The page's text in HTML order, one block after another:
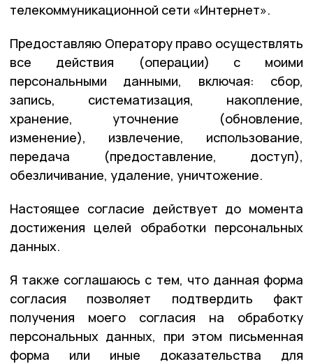
телекоммуникационной сети «Интернет».
Предоставляю Оператору право осуществлять
все действия (операции) с моими
персональными данными, включая: сбор,
запись, систематизация, накопление,
хранение, уточнение (обновление,
изменение), извлечение, использование,
передача (предоставление, доступ),
обезличивание, удаление, уничтожение.
Настоящее согласие действует до момента
достижения целей обработки персональных
данных.
Я также соглашаюсь с тем, что данная форма
согласия позволяет подтвердить факт
получения моего согласия на обработку
персональных данных, при этом письменная
форма или иные доказательства для